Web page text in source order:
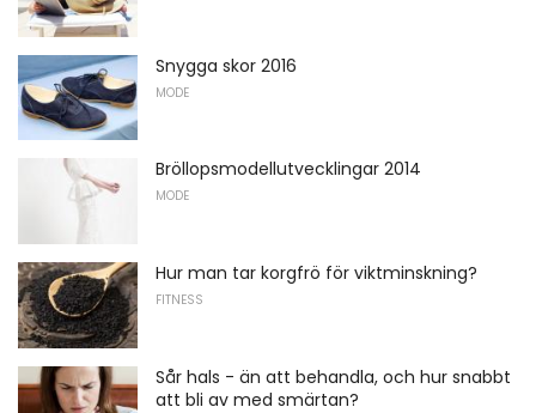
Snygga skor 2016
MODE
Bröllopsmodellutvecklingar 2014
MODE
Hur man tar korgfrö för viktminskning?
FITNESS
Sår hals - än att behandla, och hur snabbt
att bli av med smärtan?